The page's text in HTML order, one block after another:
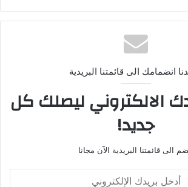
انضمامك الى قائمتنا البريدية
الالكتروني ليصلك كل
جديد!
الى قائمتنا البريدية الآن مجانا